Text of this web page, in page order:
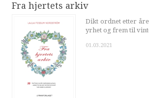
Fra hjertets arkiv
Dikt ordnet etter
yrhet og frem til
01.03.2021